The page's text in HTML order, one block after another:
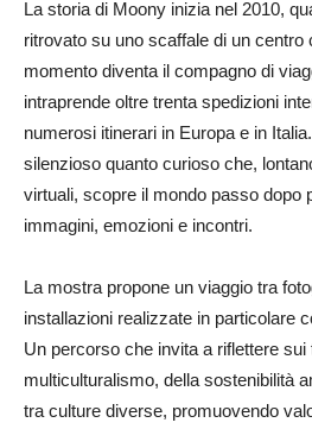
La storia di Moony inizia nel 2010,
ritrovato su uno scaffale di un
momento diventa il compagno di
intraprende oltre trenta spedizioni
numerosi itinerari in Europa e in
silenzioso quanto curioso che,
virtuali, scopre il mondo passo dopo
immagini, emozioni e incontri.
La mostra propone un viaggio tra
installazioni realizzate in particolare
Un percorso che invita a riflettere sui
multiculturalismo, della sostenibilità
tra culture diverse, promuovendo